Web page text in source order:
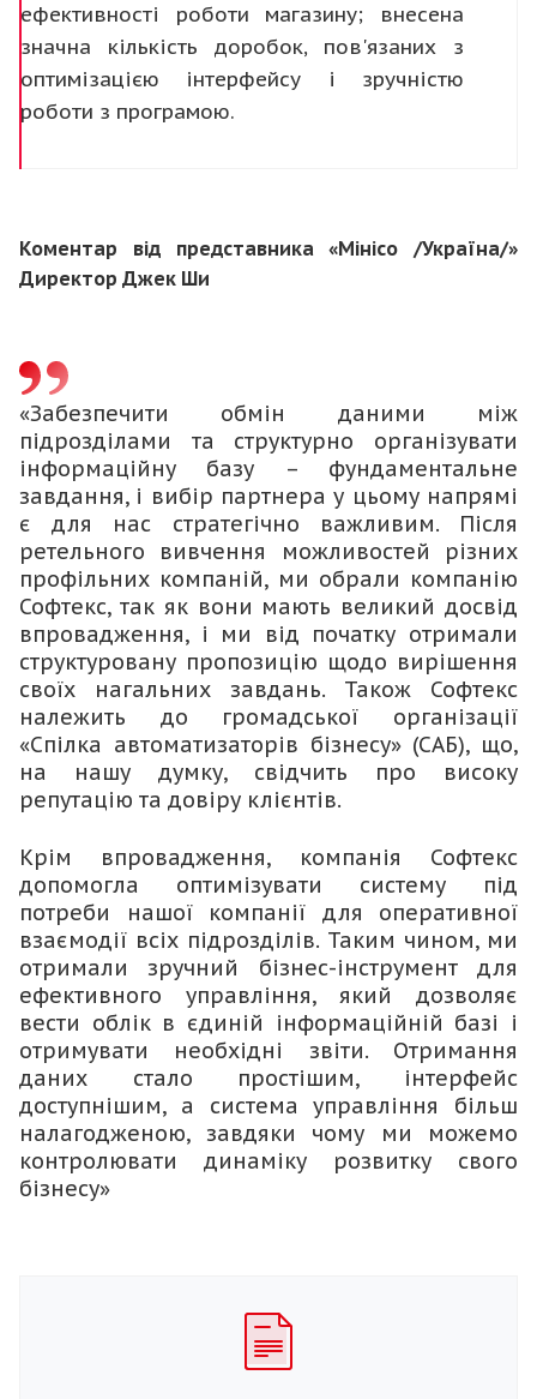
ефективності роботи магазину; внесена
значна кількість доробок, пов'язаних з
оптимізацією інтерфейсу і зручністю
роботи з програмою.
Коментар від представника «Мінісо /Україна/»
Директор Джек Ши
«Забезпечити обмін даними між
підрозділами та структурно організувати
інформаційну базу – фундаментальне
завдання, і вибір партнера у цьому напрямі
є для нас стратегічно важливим. Після
ретельного вивчення можливостей різних
профільних компаній, ми обрали компанію
Софтекс, так як вони мають великий досвід
впровадження, і ми від початку отримали
структуровану пропозицію щодо вирішення
своїх нагальних завдань. Також Софтекс
належить до громадської організації
«Спілка автоматизаторів бізнесу» (САБ), що,
на нашу думку, свідчить про високу
репутацію та довіру клієнтів.
Крім впровадження, компанія Софтекс
допомогла оптимізувати систему під
потреби нашої компанії для оперативної
взаємодії всіх підрозділів. Таким чином, ми
отримали зручний бізнес-інструмент для
ефективного управління, який дозволяє
вести облік в єдиній інформаційній базі і
отримувати необхідні звіти. Отримання
даних стало простішим, інтерфейс
доступнішим, а система управління більш
налагодженою, завдяки чому ми можемо
контролювати динаміку розвитку свого
бізнесу»